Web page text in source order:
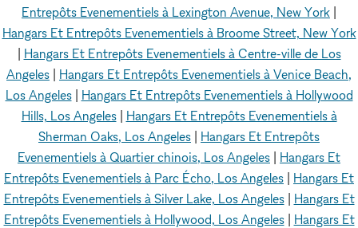
Entrepôts Evenementiels à Lexington Avenue, New York
Hangars Et Entrepôts Evenementiels à Broome Street, New York
Hangars Et Entrepôts Evenementiels à Centre-ville de Los
Angeles
Hangars Et Entrepôts Evenementiels à Venice Beach,
Los Angeles| Hangars Et Entrepôts Evenementiels à Hollywood
Hills, Los Angeles| Hangars Et Entrepôts Evenementiels à
Sherman Oaks, Los Angeles
Hangars Et Entrepôts
Evenementiels à Quartier chinois, Los Angeles
Hangars Et
Entrepôts Evenementiels à Parc Écho, Los Angeles
Hangars Et
Entrepôts Evenementiels à Silver Lake, Los Angeles| Hangars Et
Entrepôts Evenementiels à Hollywood, Los Angeles| Hangars Et